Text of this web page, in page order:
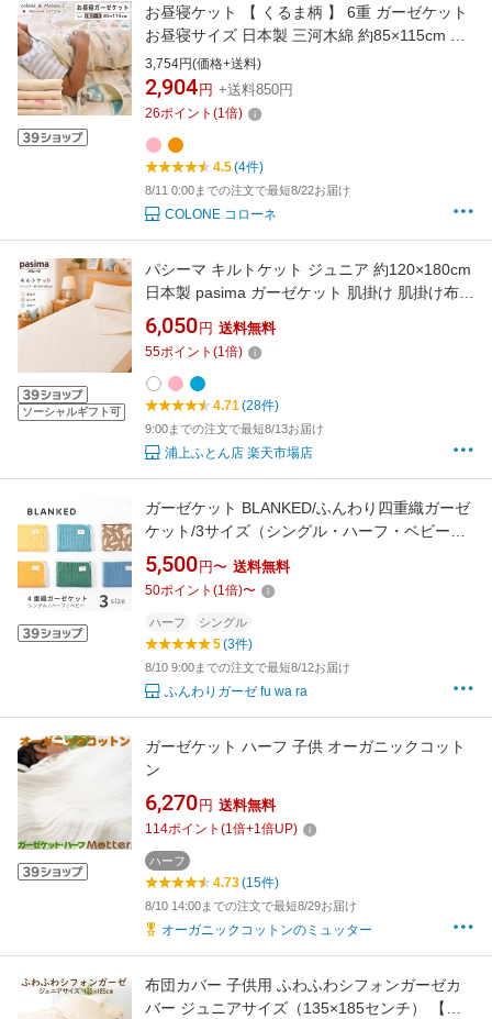
お昼寝ケット 【 くるま柄 】 6重 ガーゼケット
お昼寝サイズ 日本製 三河木綿 約85×115cm ベ
ビーケット ブランケット ハーフケット キッズ
サイズ 年中素材 涼しい 冷房対策 夏 肌掛け 綿
毛布 ブランケット 膝掛け さらさら さらっと 冷
3,754円(価格+送料)
2,904 円 +送料850円
26ポイント (1倍)
4.5(4件)
8/11 0:00までの注文で最短8/22お届け
COLONE コローネ
ソーシャルギフト可
パシーマ キルトケット ジュニア 約120×180cm
日本製 pasima ガーゼケット 肌掛け 肌掛け布団
キッズ 子供 子ども ベビー 綿 脱脂綿 洗える 吸
水 速乾 オールシーズン
6,050 円 送料無料
55ポイント (1倍)
4.71(28件)
9:00までの注文で最短8/13お届け
浦上ふとん店 楽天市場店
ガーゼケット BLANKED/ふんわり四重織ガーゼ
ケット/3サイズ（シングル・ハーフ・ベビー）
ベビー/BABY/キッズ/出産祝い/ギフト/お祝い/内
祝い/おひるね/男の子/女の子/国産/肌に優しい/
綿100％/COTTON100％/六重ガーゼ/4重ガーゼ/
三河木綿/
5,500 円〜 送料無料
50ポイント (1倍)〜
ハーフ シングル
5(3件)
8/10 9:00までの注文で最短8/12お届け
ふんわりガーゼ fu wa ra
ガーゼケット ハーフ 子供 オーガニックコット
ン
6,270 円 送料無料
114ポイント (1倍+1倍UP)
ハーフ
4.73(15件)
8/10 14:00までの注文で最短8/29お届け
オーガニックコットンのミュッター
布団カバー 子供用 ふわふわシフォンガーゼカ
バー ジュニアサイズ（135×185センチ） 【掛